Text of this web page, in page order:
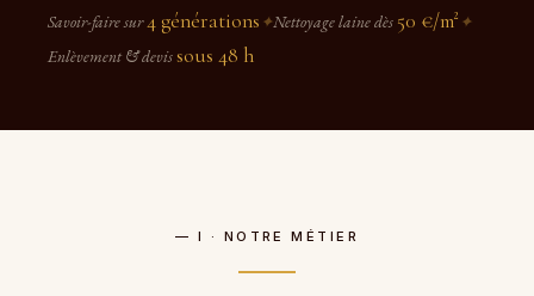
Savoir-faire sur4 générations ✦Nettoyage laine dès 50 €/m² ✦
Enlèvement & devissous 48 h
— I · NOTRE MÉTIER